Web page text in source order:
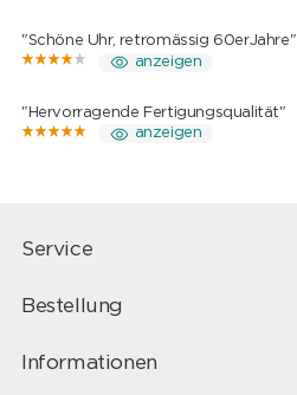
"Schöne Uhr, retromässig 60erJahre"
anzeigen
"Hervorragende Fertigungsqualität"
anzeigen
Service
Bestellung
Informationen